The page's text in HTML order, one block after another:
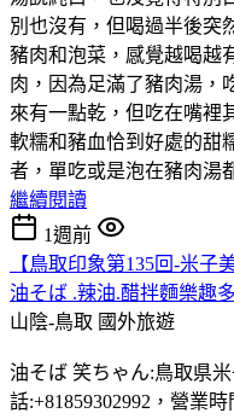
別也沒有，但喝過半後突
豬肉和泡菜，感覺越喝越
肉，因為足滿了豬肉湯，
來有一點乾，但吃在嘴裡
軟糯和豬血恰到好處的甜
者，單吃或是泡在豬肉湯
繼續閱讀
1週前
【鳥取印象第135回-米子
油そば .辣油.醋拌麵樂趣
山陰-鳥取 國外旅遊
油そば 笑ちゃん:鳥取県
話:+81859302992，營業